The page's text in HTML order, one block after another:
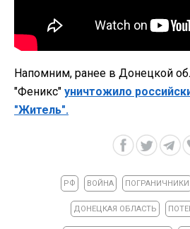
Напомним, ранее в Донецкой
"Феникс" уничтожило
"Житель".
РФ ВОЙНА ПОГРАНИЧНИКИ
ДОНЕЦКАЯ ОБЛАСТЬ